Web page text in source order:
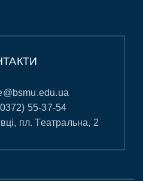
55-37-54
пл. Театральна, 2